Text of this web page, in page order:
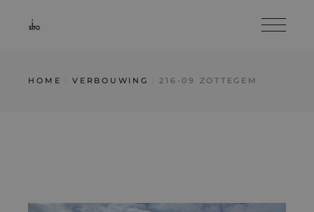
HOME VERBOUWING 216-09 ZOTTEGEM